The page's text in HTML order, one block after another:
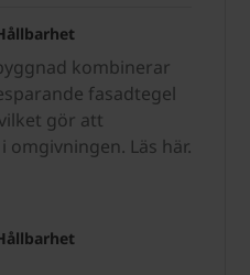
kombinerar
fasadtegel
gör att
omgivningen. Läs här.